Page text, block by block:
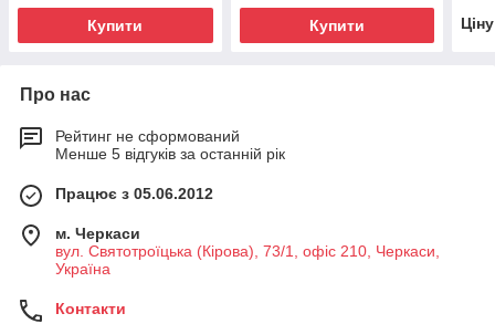
Купити Купити
Про нас
Рейтинг не сформований
Менше 5 відгуків за останній рік
Працює з 05.06.2012
м. Черкаси
вул. Святотроїцька (Кірова), 73/1, офіс 210, Черкаси,
Україна
Контакти